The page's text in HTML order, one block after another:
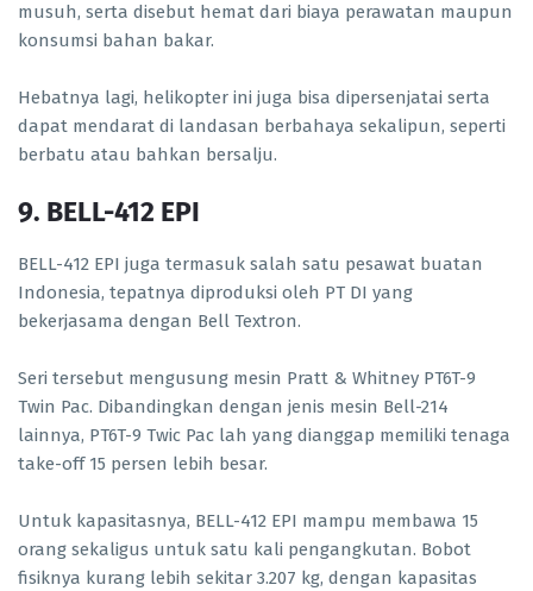
musuh, serta disebut hemat dari biaya perawatan maupun
konsumsi bahan bakar.
Hebatnya lagi, helikopter ini juga bisa dipersenjatai serta
dapat mendarat di landasan berbahaya sekalipun, seperti
berbatu atau bahkan bersalju.
9. BELL-412 EPI
BELL-412 EPI juga termasuk salah satu pesawat buatan
Indonesia, tepatnya diproduksi oleh PT DI yang
bekerjasama dengan Bell Textron.
Seri tersebut mengusung mesin Pratt & Whitney PT6T-9
Twin Pac. Dibandingkan dengan jenis mesin Bell-214
lainnya, PT6T-9 Twic Pac lah yang dianggap memiliki tenaga
take-off 15 persen lebih besar.
Untuk kapasitasnya, BELL-412 EPI mampu membawa 15
orang sekaligus untuk satu kali pengangkutan. Bobot
fisiknya kurang lebih sekitar 3.207 kg, dengan kapasitas